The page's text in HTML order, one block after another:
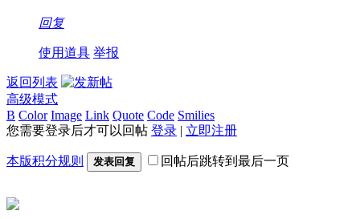
回复
使用道具 举报
返回列表
高级模式
B Color Image Link Quote Code Smilies
您需要登录后才可以回帖 登录 | 立即注册
本版积分规则 发表回复 回帖后跳转到最后一页